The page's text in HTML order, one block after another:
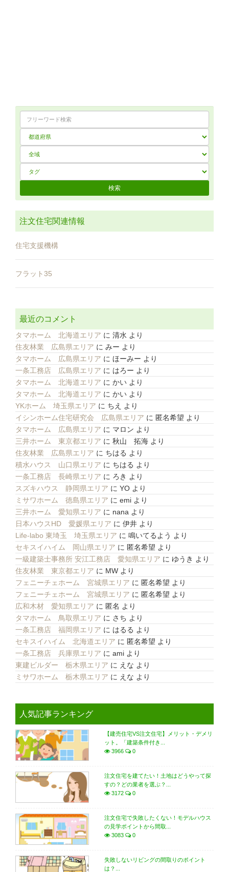
注文住宅関連情報
住宅支援機構
フラット35
最近のコメント
タマホーム 北海道エリア に 清水 より
住友林業 広島県エリア に みー より
タマホーム 広島県エリア に ほーみー より
一条工務店 広島県エリア に はろー より
タマホーム 北海道エリア に かい より
タマホーム 北海道エリア に かい より
YKホーム 埼玉県エリア に ちえ
より
イシンホーム住宅研究会 広島県エリア に 匿名希望 より
タマホーム 広島県エリア に マロン より
三井ホーム 東京都エリア に 秋山 拓海 より
住友林業 広島県エリア に ちはる より
積水ハウス 山口県エリア に ちはる より
一条工務店 長崎県エリア に ろき より
スズキハウス 静岡県エリア に YO より
ミサワホーム 徳島県エリア に emi より
三井ホーム 愛知県エリア に nana より
日本ハウスHD 愛媛県エリア に 伊井 より
Life-labo 東埼玉 埼玉県エリア に 鳴いてるよう より
セキスイハイム 岡山県エリア に 匿名希望 より
一級建築士事務所 安江工務店 愛知県エリア に ゆうき より
住友林業 東京都エリア に MW より
フェニーチェホーム 宮城県エリア に 匿名希望 より
フェニーチェホーム 宮城県エリア に 匿名希望 より
広和木材 愛知県エリア に 匿名 より
タマホーム 鳥取県エリア に さち より
一条工務店 福岡県エリア に はるる より
セキスイハイム 北海道エリア に 匿名希望 より
一条工務店 兵庫県エリア に ami より
東建ビルダー 栃木県エリア に えな より
ミサワホーム 栃木県エリア に えな より
人気記事ランキング
【建売住宅VS注文住宅】メリット・デメリ
ット。「建築条件付き...
3966
0
注文住宅を建てたい！土地はどうやって探
すの？どの業者を選ぶ？...
3172
0
注文住宅で失敗したくない！モデルハウス
の見学ポイントから間取...
3083
0
失敗しないリビングの間取りのポイント
は？...